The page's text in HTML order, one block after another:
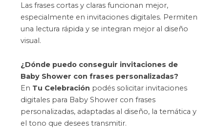
Las frases cortas y claras funcionan mejor,
especialmente en invitaciones digitales. Permiten
una lectura rápida y se integran mejor al diseño
visual.
¿Dónde puedo conseguir invitaciones de
Baby Shower con frases personalizadas?
En Tu Celebración podés solicitar invitaciones
digitales para Baby Shower con frases
personalizadas, adaptadas al diseño, la temática y
el tono que desees transmitir.